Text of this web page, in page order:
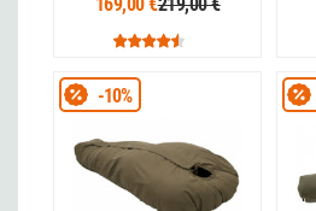
169,00 €219,00 €
-10%